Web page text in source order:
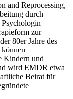
and Reprocessing,
durch
Psychologin
zur
80er Jahre des
Kindern und
wird EMDR etwa
Beirat für